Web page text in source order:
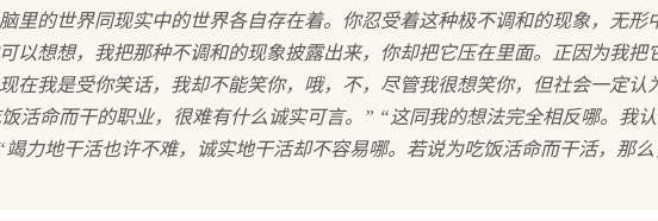
里的世界同现实中的世界各自存在着。你忍受着这种极不调和的现象，无形
以想想，我把那种不调和的现象披露出来，你却把它压在里面。正因为我把
在我是受你笑话，我却不能笑你，哦，不，尽管我很想笑你，但社会一定认
活命而干的职业，很难有什么诚实可言。” “这同我的想法完全相反哪。我认
力地干活也许不难，诚实地干活却不容易哪。若说为吃饭活命而干活，那